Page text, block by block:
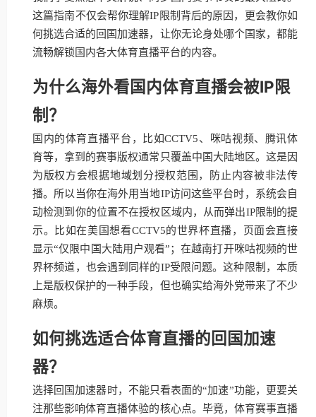
这篇指南不仅会帮你理解IP限制背后的原因，更会教你如
何挑选合适的回国加速器，让你无论身处哪个国家，都能
流畅解锁国内各大体育直播平台的内容。
为什么海外看国内体育直播会被IP限
制？
国内的体育直播平台，比如CCTV5、咪咕视频、腾讯体
育等，拿到的赛事版权通常只覆盖中国大陆地区。这是因
为版权方会根据地域划分授权范围，防止内容被非法传
播。所以当你在海外用当地IP访问这些平台时，系统会自
动检测到你的位置不在授权区域内，从而弹出IP限制的提
示。比如在美国想看CCTV5的世界杯直播，页面会直接
显示“仅限中国大陆用户观看”；在越南打开咪咕视频的世
界杯频道，也会遇到同样的IP受限问题。这种限制，本质
上是版权保护的一种手段，但也确实给海外党带来了不少
麻烦。
如何挑选适合体育直播的回国加速
器？
选择回国加速器时，不能只看表面的“加速”功能，更要关
注那些影响体育直播体验的核心点。毕竟，体育赛事直播